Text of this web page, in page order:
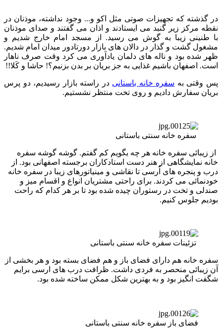
در گذشته که تجهیزات صوتی مثل اکو و... وجود نداشته، موذنان در
نقطه مرکز زیر گنبد می ایستادند و اذان می گفتند و صدای موذنان
با طنینی زیبا به گوش می رسید. از مسجد امام خارج شدیم و
مشغول گشت و گذار در دالان های بازار دورتادور میدان امام شدیم.
ظهر شده بود و ناله های دلمان یادآوری می کرد وقت صرف ناهار
است. اصفهان باشیم غذایی به جز بریان بر بدن بزنیم؟! حاشا و کَلا!!
پس وقتی به سفره خانه باستانی در راسته بازار رسیدیم، دو پرس
بریان سفارش دادیم و روی تخت منتظر نشستیم.
سفره خانه سنتی باستانی
از زیبائی سفره خانه هر چه بگویم کم گفتم. گوشه گوشه سفره
خانه نمایشگاهی از هنر دست استادکاران برجسته اصفهانی بود. از
درب و پنجره های اُرسی تا نقاشی و مینیاتورهای زیبا در سفره خانه
خودنمائی می کردند. برای راحتی مشتریان انواع و اقسام میز و
صندلی و تخت در رستوران چیده شده بود تا بر هر کدام که راحت
بودیم جلوس کنیم.
تزئینات سفره خانه سنتی باستانی
سفره خانه هم دارای فضای باز و هم فضای بسته بود و هر بخشی از
آن زیبائی منحصر به فردی داشت. ظرافت درب های ارسی برایم
شگفت انگیز بود و به بهترین شکل ممکن ساخته شده بود.
فضای باز سفره خانه سنتی باستانی